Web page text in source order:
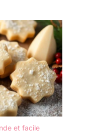
et facile